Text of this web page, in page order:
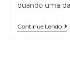
quando uma
Continue Lendo